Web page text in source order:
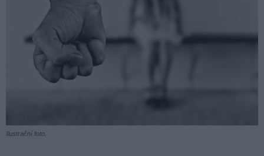
Ilustrační foto.